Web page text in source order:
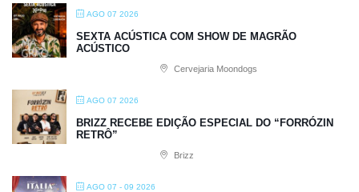
AGO 07 2026
SEXTA ACÚSTICA COM SHOW DE MAGRÃO
ACÚSTICO
Cervejaria Moondogs
AGO 07 2026
BRIZZ RECEBE EDIÇÃO ESPECIAL DO “FORRÓZIN
RETRÔ”
Brizz
AGO 07 - 09 2026